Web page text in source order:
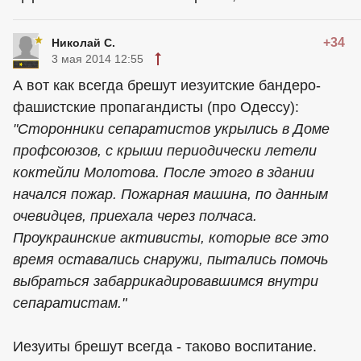
Николай С. +34
3 мая 2014 12:55
А вот как всегда брешут иезуитские бандеро-
фашистские пропагандисты (про Одессу):
"Сторонники сепаратистов укрылись в Доме
профсоюзов, с крыши периодически летели
коктейли Молотова. После этого в здании
начался пожар. Пожарная машина, по данным
очевидцев, приехала через полчаса.
Проукраинские активисты, которые все это
время оставались снаружи, пытались помочь
выбраться забаррикадировавшимся внутри
сепаратистам."
Иезуиты брешут всегда - таково воспитание.